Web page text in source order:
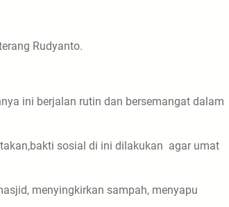
Rudyanto.
ini berjalan rutin dan bersemangat dalam
sosial di ini dilakukan agar umat
menyingkirkan sampah, menyapu